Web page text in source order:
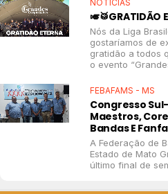
NOTÍCIAS
🎺🥁GRATIDÃO
Nós da Liga
gostaríamos de
gratidão a todos
o evento
FEBAFAMS - MS
Congresso
Maestros,
Bandas E
A Federação de
Estado de Mato
último final de